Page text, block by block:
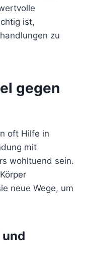
ist,
zu
gegen
oft Hilfe in
mit
wohltuend sein.
neue Wege, um